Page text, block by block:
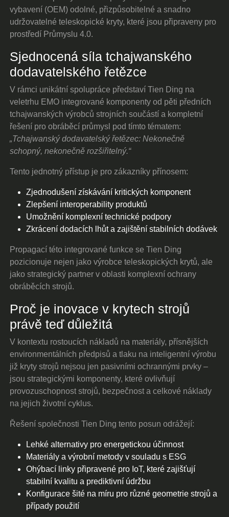
vybavení (OEM) odolné, přizpůsobitelné a snadno
udržovatelné teleskopické kryty, které jsou připraveny pro
prostředí Průmyslu 4.0.
Sjednocená síla tchajwanského
dodavatelského řetězce
V rámci unikátní spolupráce představí Tien Ding na
veletrhu EMO integrované komponenty od pěti předních
tchajwanských výrobců strojních součástí a kompletní
řešení pro obráběcí průmysl pod tímto tématem:
„Tchajwanský dodavatelský řetězec: Nekonečně
schopný, nekonečně rozšiřitelný.“
Tento jednotný přístup je pro zákazníky přínosem:
Zjednodušení získávání kritických komponent
Zlepšení interoperability produktů
Umožnění komplexní technické podpory
Zkrácení dodacích lhůt a zajištění stabilních dodávek
Propagací této integrované funkce se Tien Ding
pozicionuje nejen jako výrobce teleskopických krytů, ale
jako strategický partner v oblasti komplexní ochrany
obráběcích strojů.
Proč je inovace v krytech strojů
právě teď důležitá
V kontextu rostoucích nákladů na materiály, přísnějších
environmentálních předpisů a tlaku na inteligentní výrobu
již kryty strojů nejsou jen pasivními ochrannými prvky –
jsou strategickými komponenty, které ovlivňují
provozuschopnost strojů, bezpečnost a celkové náklady
na jejich životní cyklus.
Řešení společnosti Tien Ding tento posun odrážejí:
Lehké alternativy pro energetickou účinnost
Materiály a výrobní metody v souladu s ESG
Ohýbací linky připravené pro IoT, které zajišťují
stabilní kvalitu a prediktivní údržbu
Konfigurace šité na míru pro různé geometrie strojů a
případy použití